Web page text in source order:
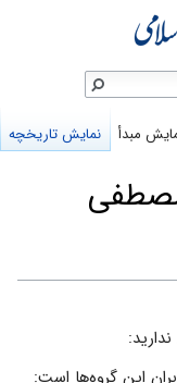
این گروه‌ها است:
مبدأ نمایش تاریخچه